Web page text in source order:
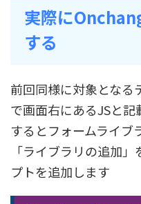
実際に
する
前回同様に対象となる
で画面右にあるJSと
するとフォームライブ
「ライブラリの追加
プトを追加します